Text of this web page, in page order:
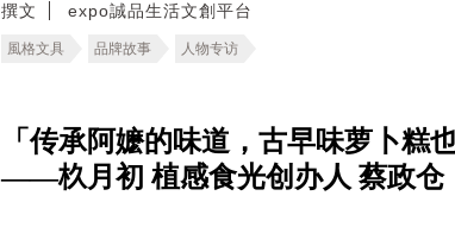
撰文 expo誠品生活文創平台
風格文具 品牌故事 人物专访
「传承阿嬷的味道，古早味萝卜糕
——杦月初 植感食光创办人 蔡政仓